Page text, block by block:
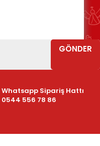
GÖNDER
Whatsapp Sipariş Hattı
0544 556 78 86